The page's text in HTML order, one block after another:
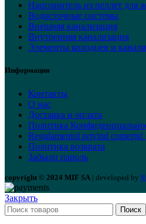
Наполнитель из пеллет для
Водосточные системы
Внешняя канализация
Внутренняя канализация
Элементы колодцев и
Информация
Контакты
О нас
Доставка и оплата
Политика
Regulamentul privind comerțul
Политика возврата
Забыли пароль
copyright © 2024 MIF SA | developed by
Закрыть
Поиск